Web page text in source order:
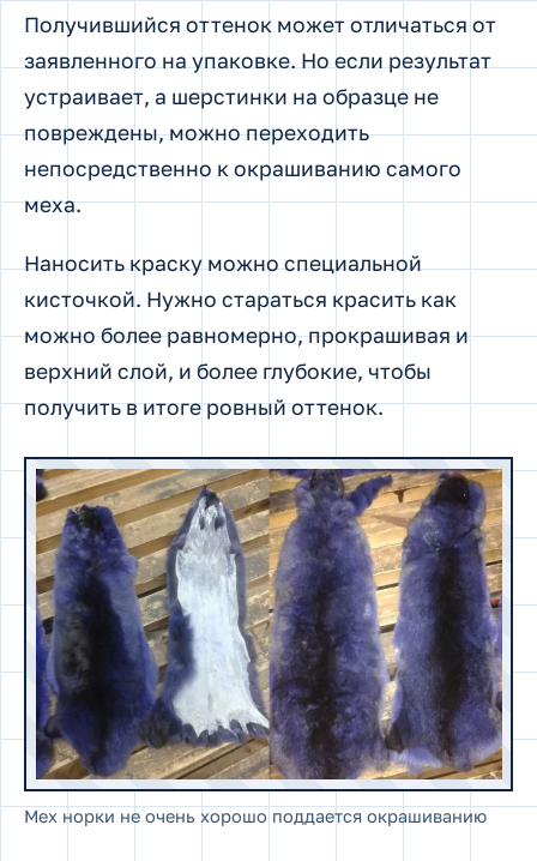
Получившийся оттенок может отличаться от
заявленного на упаковке. Но если результат
устраивает, а шерстинки на образце не
повреждены, можно переходить
непосредственно к окрашиванию самого
меха.
Наносить краску можно специальной
кисточкой. Нужно стараться красить как
можно более равномерно, прокрашивая и
верхний слой, и более глубокие, чтобы
получить в итоге ровный оттенок.
Мех норки не очень хорошо поддается окрашиванию